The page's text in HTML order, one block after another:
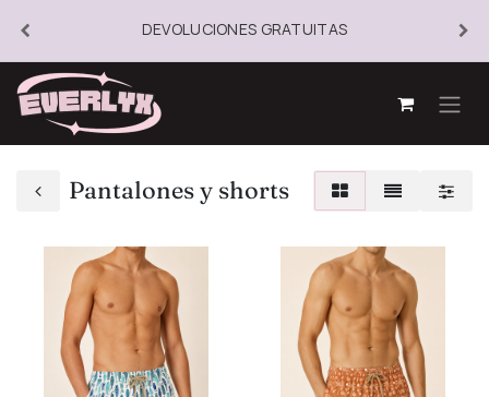
DEVOLUCIONES GRATUITAS
Pantalones y shorts